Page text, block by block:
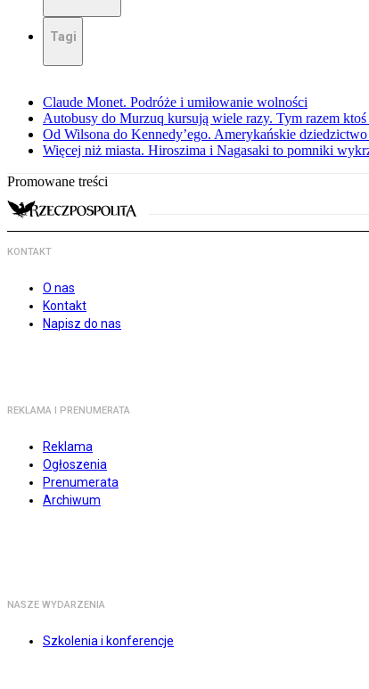
Tagi
Claude Monet. Podróże i umiłowanie wolności
Autobusy do Murzuq kursują wiele razy. Tym razem ktoś
Od Wilsona do Kennedy’ego. Amerykańskie
Więcej niż miasta. Hiroszima i Nagasaki to pomniki
Promowane treści
KONTAKT
O nas
Kontakt
Napisz do nas
REKLAMA I PRENUMERATA
Reklama
Ogłoszenia
Prenumerata
Archiwum
NASZE WYDARZENIA
Szkolenia i konferencje